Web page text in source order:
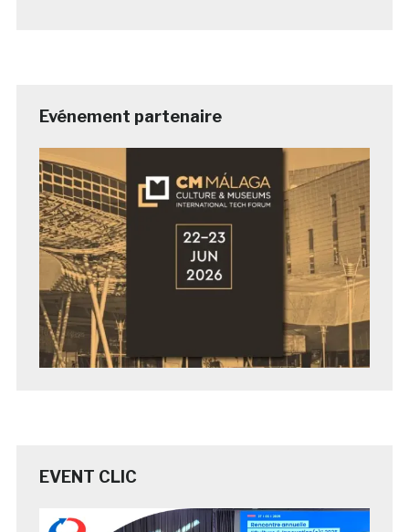
Evénement partenaire
EVENT CLIC